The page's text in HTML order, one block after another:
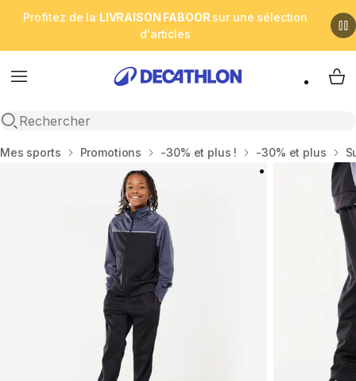
Profitez de la LIVRAISON FABOOR sur une sélection
d'articles
Menu
Open search
My
Accueil
Mes sports Promotions -30% et plus ! -30% et plus